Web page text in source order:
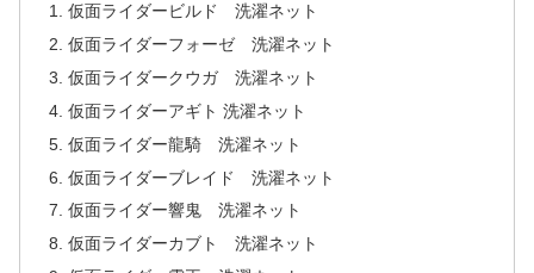
仮面ライダービルド 洗濯ネット
仮面ライダーフォーゼ 洗濯ネット
仮面ライダークウガ 洗濯ネット
仮面ライダーアギト 洗濯ネット
仮面ライダー龍騎 洗濯ネット
仮面ライダーブレイド 洗濯ネット
仮面ライダー響鬼 洗濯ネット
仮面ライダーカブト 洗濯ネット